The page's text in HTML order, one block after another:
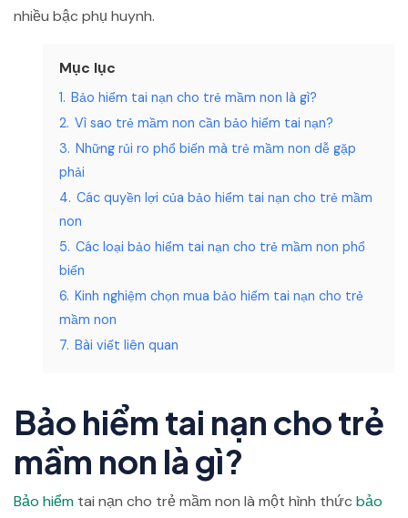
nhiều bậc phụ huynh.
Mục lục
1. Bảo hiểm tai nạn cho trẻ mầm non là gì?
2. Vì sao trẻ mầm non cần bảo hiểm tai nạn?
3. Những rủi ro phổ biến mà trẻ mầm non dễ gặp
phải
4. Các quyền lợi của bảo hiểm tai nạn cho trẻ mầm
non
5. Các loại bảo hiểm tai nạn cho trẻ mầm non phổ
biến
6. Kinh nghiệm chọn mua bảo hiểm tai nạn cho trẻ
mầm non
7. Bài viết liên quan
Bảo hiểm tai nạn cho trẻ
mầm non là gì?
Bảo hiểm tai nạn cho trẻ mầm non là một hình thức bảo